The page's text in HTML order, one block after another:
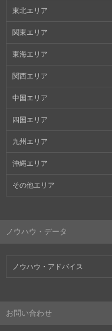
東北エリア
関東エリア
東海エリア
関西エリア
中国エリア
四国エリア
九州エリア
沖縄エリア
その他エリア
ノウハウ・データ
ノウハウ・アドバイス
お問い合わせ